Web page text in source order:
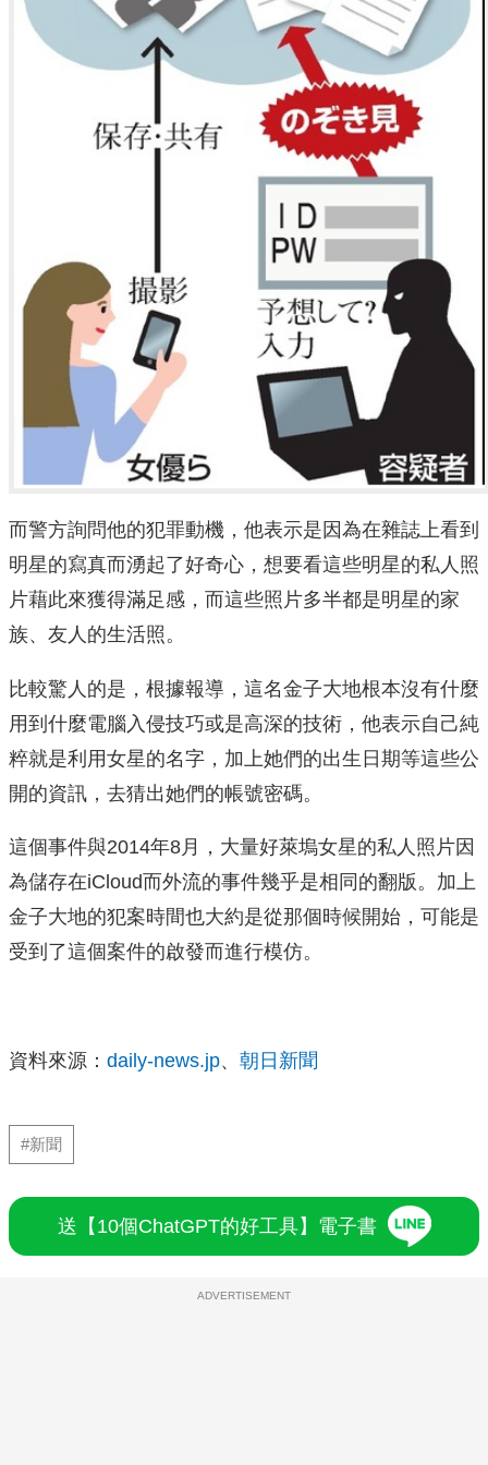
而警方詢問他的犯罪動機，他表示是因為在雜誌上看到
明星的寫真而湧起了好奇心，想要看這些明星的私人照
片藉此來獲得滿足感，而這些照片多半都是明星的家
族、友人的生活照。
比較驚人的是，根據報導，這名金子大地根本沒有什麼
用到什麼電腦入侵技巧或是高深的技術，他表示自己純
粹就是利用女星的名字，加上她們的出生日期等這些公
開的資訊，去猜出她們的帳號密碼。
這個事件與2014年8月，大量好萊塢女星的私人照片因
為儲存在iCloud而外流的事件幾乎是相同的翻版。加上
金子大地的犯案時間也大約是從那個時候開始，可能是
受到了這個案件的啟發而進行模仿。
資料來源： daily-news.jp、 朝日新聞
#新聞
送【10個ChatGPT的好工具】電子書
ADVERTISEMENT